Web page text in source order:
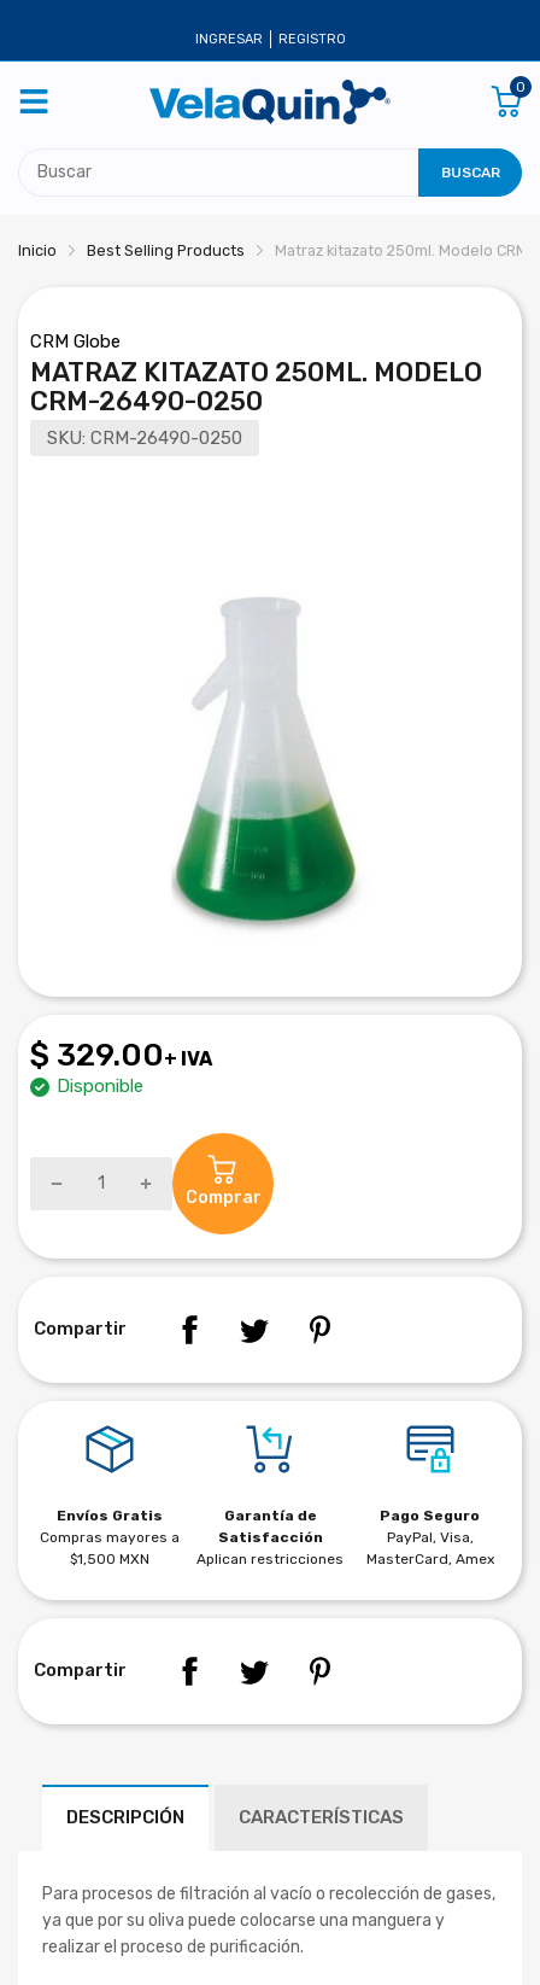
INGRESAR REGISTRO
0
BUSCAR
Inicio Best Selling Products Matraz kitazato 250ml. Modelo
CRM Globe
MATRAZ KITAZATO 250ML. MODELO
CRM-26490-0250
SKU: CRM-26490-0250
$ 329.00+ IVA
Disponible
Comprar
Compartir
Envíos Gratis
Compras mayores a
$1,500 MXN
Garantía de
Satisfacción
Aplican restricciones
Pago Seguro
PayPal, Visa,
MasterCard, Amex
Compartir
DESCRIPCIÓN CARACTERÍSTICAS
Para procesos de filtración al vacío o recolección de gases,
ya que por su oliva puede colocarse una manguera y
realizar el proceso de purificación.